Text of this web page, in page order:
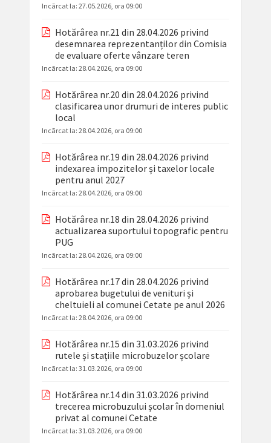
Incãrcat la: 27.05.2026, ora 09:00
Hotărârea nr.21 din 28.04.2026 privind
desemnarea reprezentanților din Comisia
de evaluare oferte vânzare teren
Incãrcat la: 28.04.2026, ora 09:00
Hotărârea nr.20 din 28.04.2026 privind
clasificarea unor drumuri de interes public
local
Incãrcat la: 28.04.2026, ora 09:00
Hotărârea nr.19 din 28.04.2026 privind
indexarea impozitelor și taxelor locale
pentru anul 2027
Incãrcat la: 28.04.2026, ora 09:00
Hotărârea nr.18 din 28.04.2026 privind
actualizarea suportului topografic pentru
PUG
Incãrcat la: 28.04.2026, ora 09:00
Hotărârea nr.17 din 28.04.2026 privind
aprobarea bugetului de venituri și
cheltuieli al comunei Cetate pe anul 2026
Incãrcat la: 28.04.2026, ora 09:00
Hotărârea nr.15 din 31.03.2026 privind
rutele și stațiile microbuzelor școlare
Incãrcat la: 31.03.2026, ora 09:00
Hotărârea nr.14 din 31.03.2026 privind
trecerea microbuzului școlar în domeniul
privat al comunei Cetate
Incãrcat la: 31.03.2026, ora 09:00